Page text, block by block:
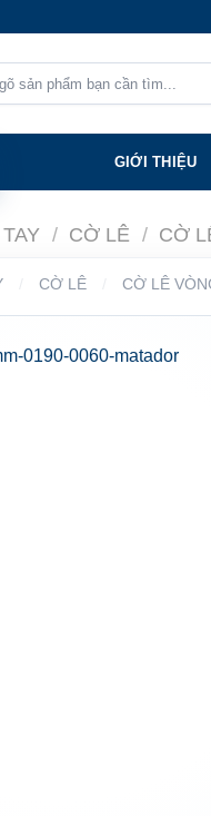
GIỚI THIỆU
/ CỜ LÊ / CỜ
CỜ LÊ CỜ LÊ